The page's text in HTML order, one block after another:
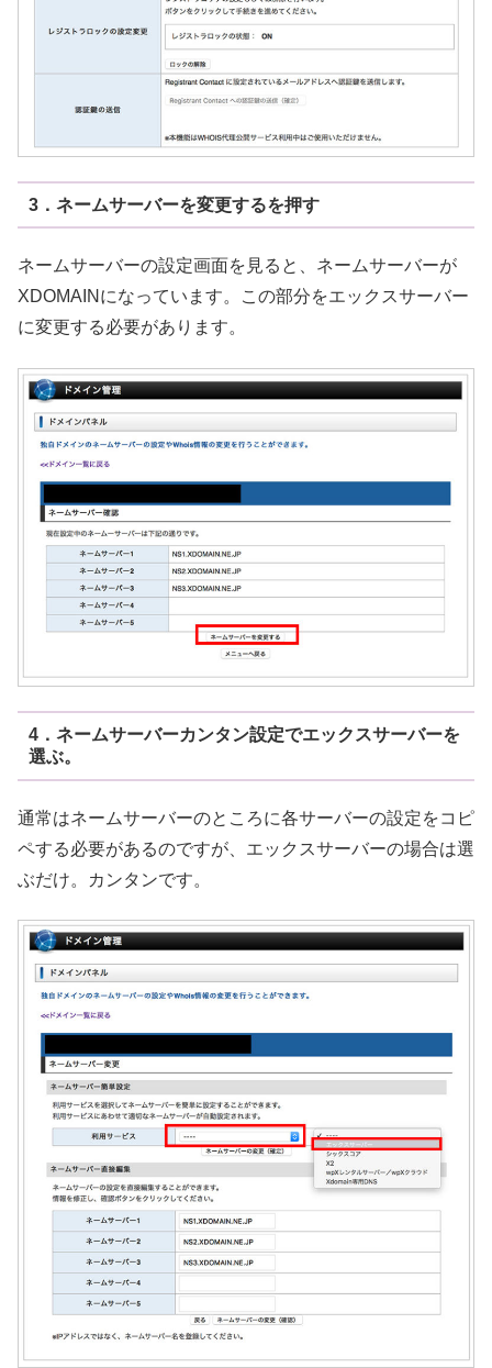
3．ネームサーバーを変更するを押す
ネームサーバーの設定画面を見ると、ネームサーバーが
XDOMAINになっています。この部分をエックスサーバー
に変更する必要があります。
4．ネームサーバーカンタン設定でエックスサーバーを
選ぶ。
通常はネームサーバーのところに各サーバーの設定をコピ
ペする必要があるのですが、エックスサーバーの場合は選
ぶだけ。カンタンです。